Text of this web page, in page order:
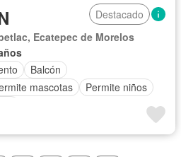
Destacado
Ecatepec de Morelos
Balcón
mascotas
Permite niños